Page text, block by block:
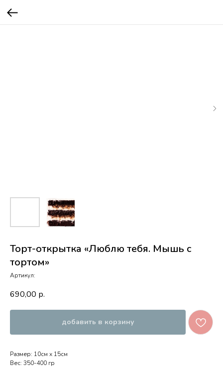
Торт-открытка «Люблю тебя. Мышь с
тортом»
Артикул:
690,00 р.
добавить в корзину
Размер: 10см х 15см
Вес: 350-400 гр